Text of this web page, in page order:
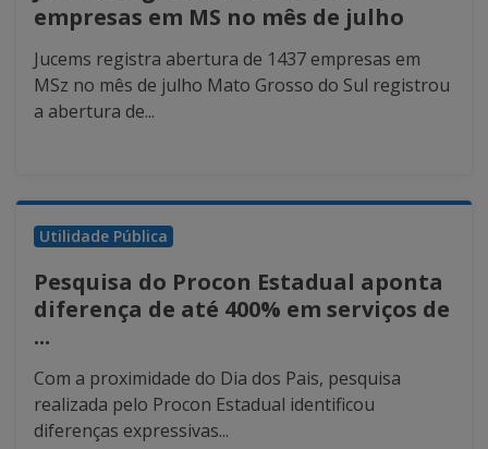
empresas em MS no mês de julho
Jucems registra abertura de 1437 empresas em
MSz no mês de julho Mato Grosso do Sul registrou
a abertura de...
Utilidade Pública
Pesquisa do Procon Estadual aponta
diferença de até 400% em serviços de
...
Com a proximidade do Dia dos Pais, pesquisa
realizada pelo Procon Estadual identificou
diferenças expressivas...